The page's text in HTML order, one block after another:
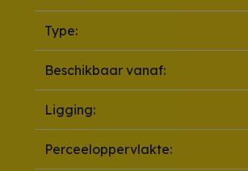
Type:
Beschikbaar vanaf:
Ligging:
Perceeloppervlakte: